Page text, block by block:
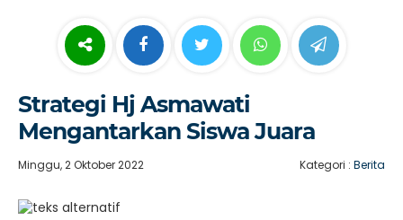
Strategi Hj Asmawati
Mengantarkan Siswa Juara
Minggu, 2 Oktober 2022 Kategori : Berita